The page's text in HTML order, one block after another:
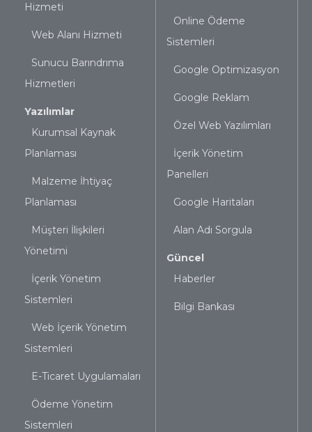
Hizmeti
Web Alanı Hizmeti
Sunucu Barındrıma
Hizmetleri
Yazılımlar
Kurumsal Kaynak
Planlaması
Malzeme İhtiyaç
Planlaması
Müşteri İlişkileri
Yönetimi
İçerik Yönetim
Sistemleri
Web İçerik Yönetim
Sistemleri
E-Ticaret Uygulamaları
Ödeme Yönetim
Sistemleri
Online Ödeme
Sistemleri
Google Optimizasyon
Google Reklam
Özel Web Yazılımları
İçerik Yönetim
Panelleri
Google Haritaları
Alan Adı Sorgula
Güncel
Haberler
Bilgi Bankası